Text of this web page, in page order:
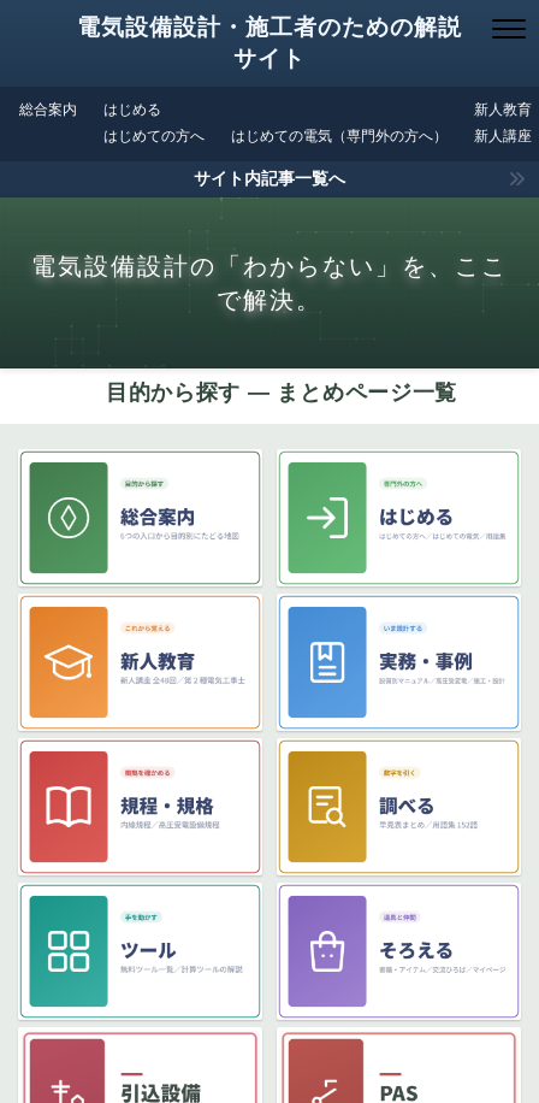
電気設備設計・施工者のための解説
サイト
総合案内
はじめる
はじめての方へ
はじめての電気（専門外の方へ）
新人教育
新人講座
サイト内記事一覧へ
電気設備設計の「わからない」を、ここ
で解決。